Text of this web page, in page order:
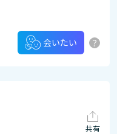
会いたい ?
共有